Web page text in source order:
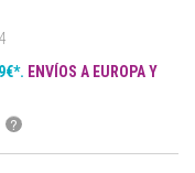
ENVÍOS A EUROPA Y
?